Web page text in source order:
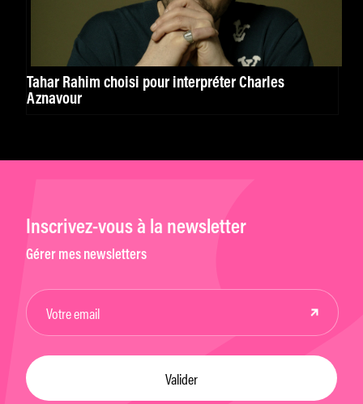
Tahar Rahim choisi pour interpréter Charles
Aznavour
Inscrivez-vous à la newsletter
Gérer mes newsletters